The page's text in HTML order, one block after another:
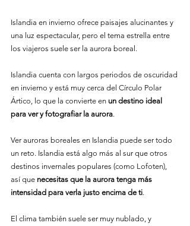
Islandia en invierno ofrece paisajes alucinantes y
una luz espectacular, pero el tema estrella entre
los viajeros suele ser la aurora boreal.
Islandia cuenta con largos periodos de oscuridad
en invierno y está muy cerca del Círculo Polar
Ártico, lo que la convierte en un destino ideal
para ver y fotografiar la aurora.
Ver auroras boreales en Islandia puede ser todo
un reto. Islandia está algo más al sur que otros
destinos invernales populares (como Lofoten),
así que necesitas que la aurora tenga más
intensidad para verla justo encima de ti.
El clima también suele ser muy nublado, y